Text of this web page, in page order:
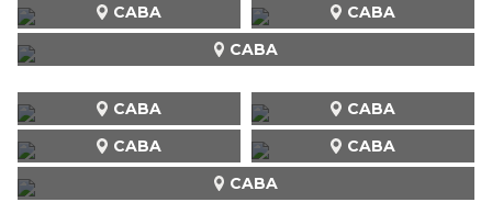
CABA
CABA
CABA
CABA CABA
CABA
CABA CABA